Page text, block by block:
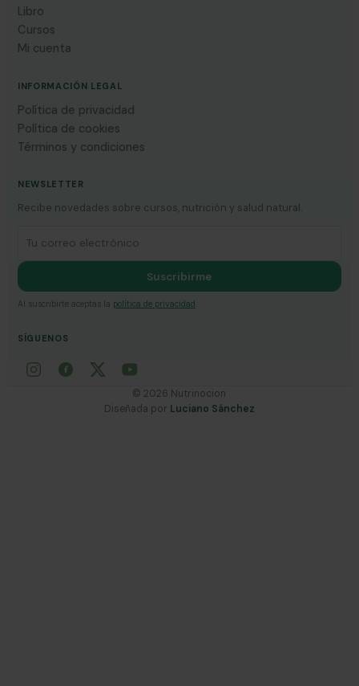
Libro
Cursos
Mi cuenta
INFORMACIÓN LEGAL
Política de privacidad
Política de cookies
Términos y condiciones
NEWSLETTER
Recibe novedades sobre cursos, nutrición y salud natural.
Suscribirme
Al suscribirte aceptas la política de privacidad
SÍGUENOS
© 2026 Nutrinocion
Diseñada por Luciano Sánchez